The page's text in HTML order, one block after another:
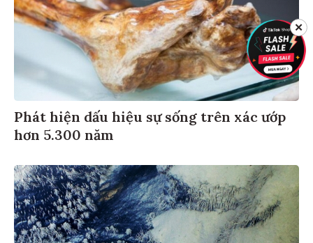
Phát hiện dấu hiệu sự sống trên xác ướp
hơn 5.300 năm
✕